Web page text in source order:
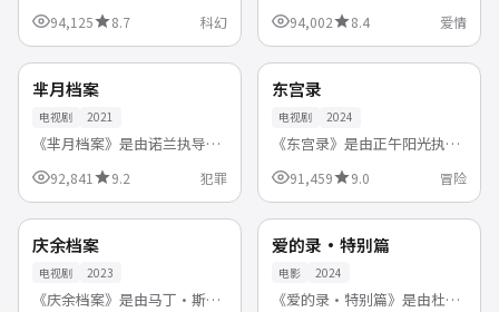
主演的日本纪录片，2024-02-
28首播。时空穿越引发蝴蝶效
中做出...
94,125 8.7 科幻
主演的中国大陆综艺，2018-
12-06首播。职场与感情双线
换，牵动...
94,002 8.4 爱情
美国
53:55
芈月档案
电视剧 2021
《芈月档案》是由诺兰执导，
翰逊、莱昂纳多 等领衔主演的
美国高清电视剧，2021-04-08
邪...
92,841 9.2 犯罪
中国
47:00
东宫录
电视剧 2024
《东宫录》是由正午阳光执
的中国大陆高清电视剧，
2024-11-11首播。寻宝、探
看点十足。支...
91,459 9.0 冒险
美国
37:30
庆余档案
电视剧 2023
《庆余档案》是由马丁·斯科
中国
99:33
爱的录·特别篇
电影 2024
《爱的录·特别篇》是由杜琪